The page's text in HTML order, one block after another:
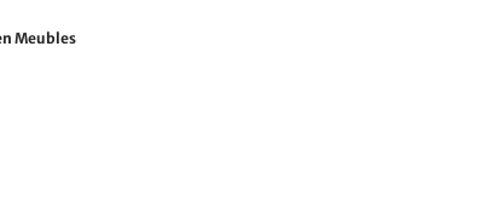
Meubles